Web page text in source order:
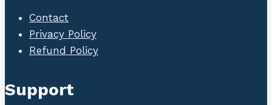
Contact
Privacy Policy
Refund Policy
Support